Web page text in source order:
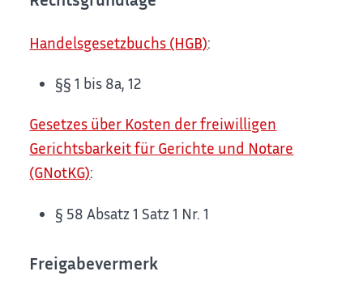
Handelsgesetzbuchs (HGB):
§§ 1 bis 8a, 12
Gesetzes über Kosten der freiwilligen
Gerichtsbarkeit für Gerichte und Notare
(GNotKG):
§ 58 Absatz 1 Satz 1 Nr. 1
Freigabevermerk